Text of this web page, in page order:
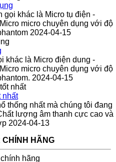
gọi khác là Micro tụ điện -
micro chuyên dụng với độ
2024-04-15
khác là Micro điện dung -
micro chuyên dụng với độ
2024-04-15
nhất
thống nhất mà chúng tôi đang
lượng âm thanh cực cao và
2024-04-13
CHÍNH HÃNG